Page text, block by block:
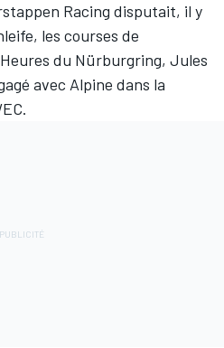
Racing disputait, il y
les courses de
du Nürburgring, Jules
avec Alpine dans la